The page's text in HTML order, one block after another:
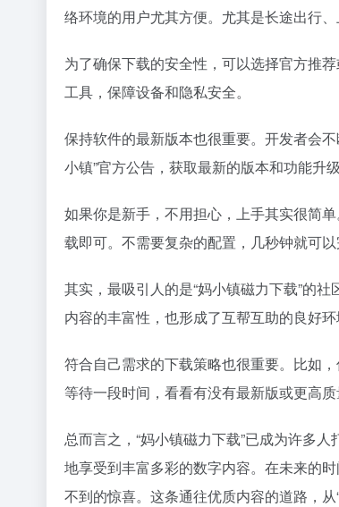
络环境的用户尤其方便。尤其是长途出行
为了确保下载的安全性，可以选择官方推
工具，保障设备和隐私安全。
保持软件的最新版本也很重要。开发者会
小镇”官方公告，获取最新的版本和功能升级
如果你是新手，不用担心，上手其实很简
载即可。不需要复杂的配置，几秒钟就可以
其实，最吸引人的是“妈小镇磁力下载”的
内容的丰富性，也形成了互帮互助的良好环
符合自己需求的下载策略也很重要。比如
等待一段时间，看看有没有最新版或更高
总而言之，“妈小镇磁力下载”已成为许多
地享受到丰富多彩的数字内容。在未来的
不到的惊喜。这条通往优质内容的道路，从